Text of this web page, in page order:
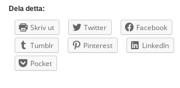
Dela detta:
Skriv ut Twitter Facebook
Tumblr
Pinterest LinkedIn
Pocket